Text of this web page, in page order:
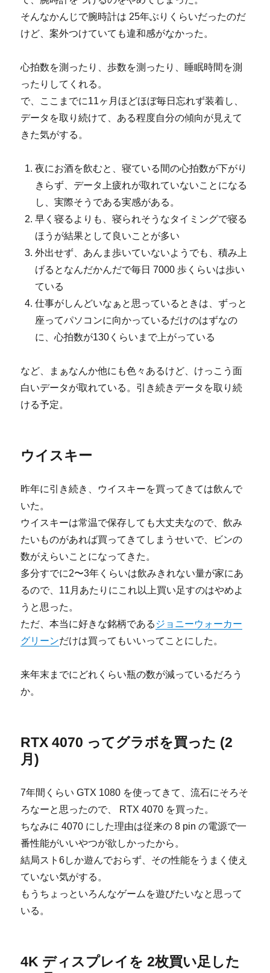
そんなかんじで腕時計は 25年ぶりくらいだったのだ
けど、案外つけていても違和感がなかった。
心拍数を測ったり、歩数を測ったり、睡眠時間を測
ったりしてくれる。
で、ここまでに11ヶ月ほどほぼ毎日忘れず装着し、
データを取り続けて、ある程度自分の傾向が見えて
きた気がする。
夜にお酒を飲むと、寝ている間の心拍数が下がり
きらず、データ上疲れが取れていないことになる
し、実際そうである実感がある。
早く寝るよりも、寝られそうなタイミングで寝る
ほうが結果として良いことが多い
外出せず、あんま歩いていないようでも、積み上
げるとなんだかんだで毎日 7000 歩くらいは歩い
ている
仕事がしんどいなぁと思っているときは、ずっと
座ってパソコンに向かっているだけのはずなの
に、心拍数が130くらいまで上がっている
など、まぁなんか他にも色々あるけど、けっこう面
白いデータが取れている。引き続きデータを取り続
ける予定。
ウイスキー
昨年に引き続き、ウイスキーを買ってきては飲んで
いた。
ウイスキーは常温で保存しても大丈夫なので、飲み
たいものがあれば買ってきてしまうせいで、ビンの
数がえらいことになってきた。
多分すでに2〜3年くらいは飲みきれない量が家にあ
るので、11月あたりにこれ以上買い足すのはやめよ
うと思った。
ただ、本当に好きな銘柄である ジョニーウォーカー
グリーンだけは買ってもいいってことにした。
来年末までにどれくらい瓶の数が減っているだろう
か。
RTX 4070 ってグラボを買った (2
月)
7年間くらい GTX 1080 を使ってきて、流石にそろそ
ろなーと思ったので、 RTX 4070 を買った。
ちなみに 4070 にした理由は従来の 8 pin の電源で一
番性能がいいやつが欲しかったから。
結局スト6しか遊んでおらず、その性能をうまく使え
ていない気がする。
もうちょっといろんなゲームを遊びたいなと思って
いる。
4K ディスプレイを 2枚買い足した